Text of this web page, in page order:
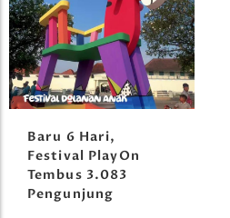
Baru 6 Hari,
Festival PlayOn
Tembus 3.083
Pengunjung